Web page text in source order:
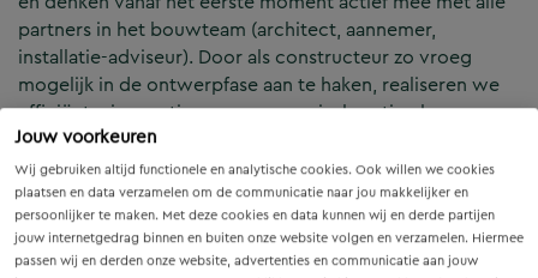
Jouw voorkeuren
Wij gebruiken altijd functionele en analytische cookies. Ook willen we cookies
plaatsen en data verzamelen om de communicatie naar jou makkelijker en
persoonlijker te maken. Met deze cookies en data kunnen wij en derde partijen
jouw internetgedrag binnen en buiten onze website volgen en verzamelen. Hiermee
passen wij en derden onze website, advertenties en communicatie aan jouw
partners in het bouwteam (architect, aannemer,
installatie-adviseur). Door als constructeur zo vroeg
mogelijk in de ontwerpfase aan te haken, realiseren we
efficiënte, innovatieve en economisch optimale
constructies — voor zowel nieuwbouw als renovatie.
Onze Expertises en Activiteiten
B&Z Bouwtechniek verzorgt het volledige constructieve